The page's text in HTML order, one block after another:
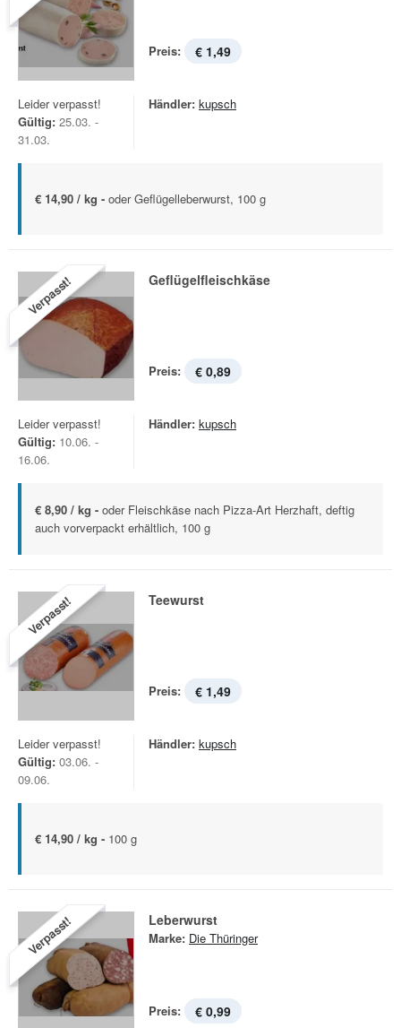
Preis: € 1,49
Leider verpasst!
Gültig: 25.03. -
31.03.
Händler: kupsch
€ 14,90 / kg - oder Geflügelleberwurst, 100 g
Verpasst! Geflügelfleischkäse
Preis: € 0,89
Leider verpasst!
Gültig: 10.06. -
16.06.
Händler: kupsch
€ 8,90 / kg - oder Fleischkäse nach Pizza-Art Herzhaft, deftig
auch vorverpackt erhältlich, 100 g
Verpasst! Teewurst
Preis: € 1,49
Leider verpasst!
Gültig: 03.06. -
09.06.
Händler: kupsch
€ 14,90 / kg - 100 g
Verpasst! Leberwurst
Marke: Die Thüringer
Preis: € 0,99